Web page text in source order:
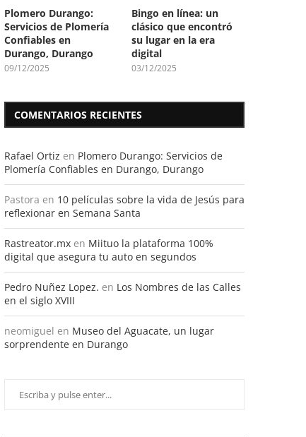
Plomero Durango:
Servicios de Plomería
Confiables en
Durango, Durango
09/12/2025
Bingo en línea: un
clásico que encontró
su lugar en la era
digital
03/12/2025
COMENTARIOS RECIENTES
Rafael Ortiz en Plomero Durango: Servicios de
Plomería Confiables en Durango, Durango
Pastora en 10 películas sobre la vida de Jesús para
reflexionar en Semana Santa
Rastreator.mx en Miituo la plataforma 100%
digital que asegura tu auto en segundos
Pedro Nuñez Lopez. en Los Nombres de las Calles
en el siglo XVIII
neomiguel en Museo del Aguacate, un lugar
sorprendente en Durango